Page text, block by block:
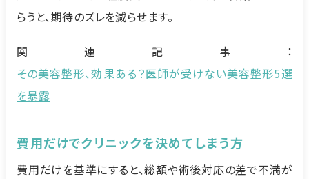
らうと、期待のズレを減らせます。
関連記事：
その美容整形、効果ある？医師が受けない美容整形5選
を暴露
費用だけでクリニックを決めてしまう方
費用だけを基準にすると、総額や術後対応の差で不満が